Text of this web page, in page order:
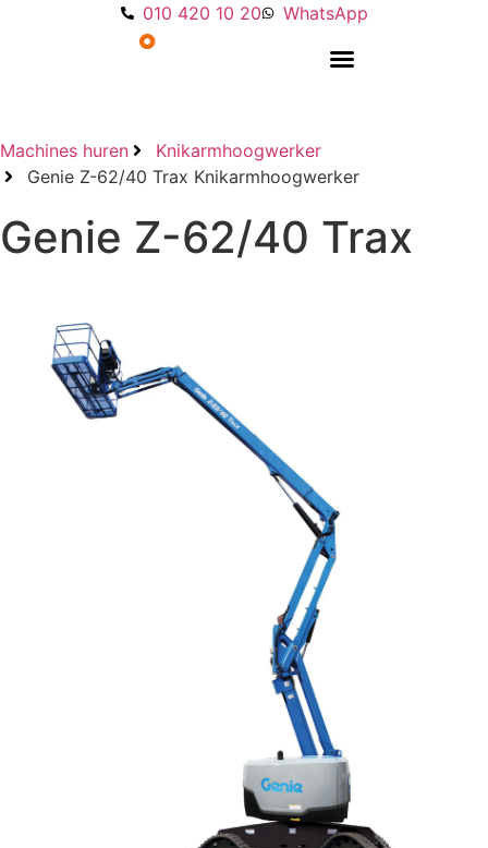
010 420 10 20 WhatsApp
Machines huren
Knikarmhoogwerker
Genie Z-62/40 Trax Knikarmhoogwerker
Genie Z-62/40 Trax